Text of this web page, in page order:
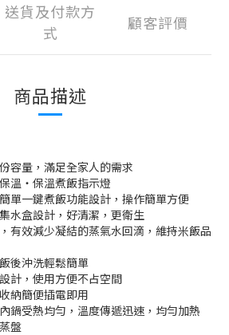
送貨及付款方
式
顧客評價
商品描述
容量，滿足全家人的需求
溫‧保溫煮飯指示燈
單一鍵煮飯功能設計，操作簡單方便
水盒設計，好清潔，更衛生
有效減少凝結的蒸氣水回滴，維持米飯品
後沖洗輕鬆簡單
計，使用方便不占空間
納簡便插電即用
鍋受熱均勻，溫度傳遞迅速，均勻加熱
盤